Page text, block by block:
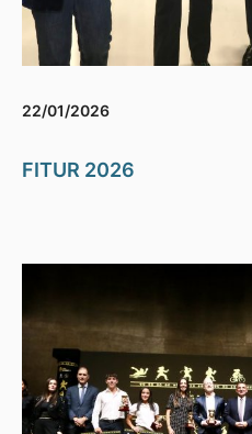
22/01/2026
FITUR 2026